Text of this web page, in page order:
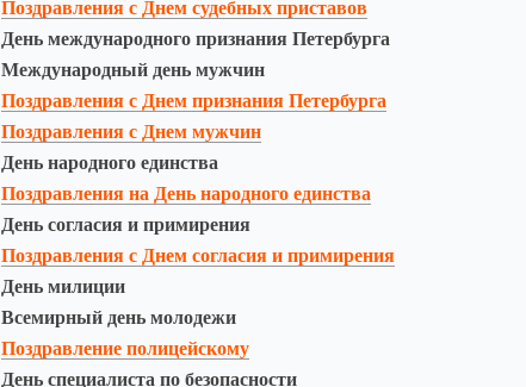
Поздравления с Днем судебных приставов
День международного признания Петербурга
Международный день мужчин
Поздравления с Днем признания Петербурга
Поздравления с Днем мужчин
День народного единства
Поздравления на День народного единства
День согласия и примирения
Поздравления с Днем согласия и примирения
День милиции
Всемирный день молодежи
Поздравление полицейскому
День специалиста по безопасности